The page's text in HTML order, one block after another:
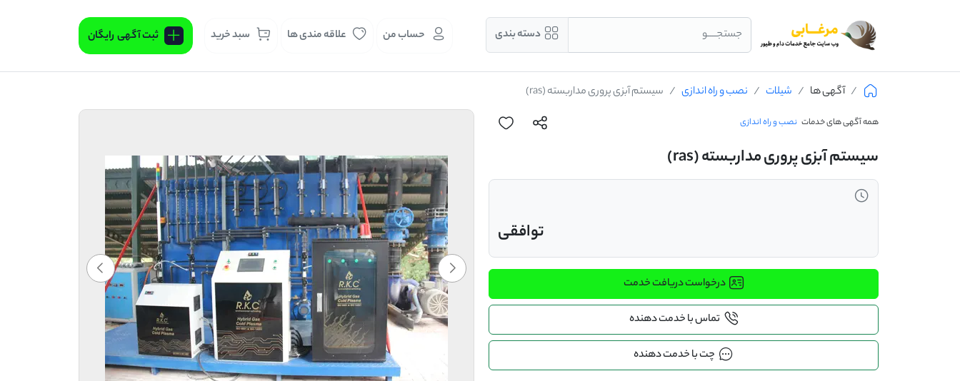
جستجــــو دسته بندی حساب من علاقه مندی ها سبد خرید ثبت آگهی رایگان
آگهی ها شیلات نصب و راه اندازی سیستم آبزی پروری مداربسته (ras)
همه آگهی های خدمات نصب و راه اندازی
سیستم آبزی پروری مداربسته (ras)
توافقی
درخواست دریافت خدمت
تماس با خدمت دهنده
چت با خدمت دهنده